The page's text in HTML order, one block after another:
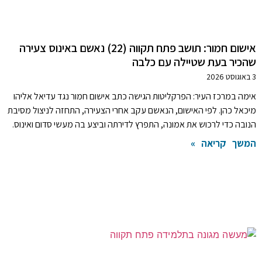
אישום חמור: תושב פתח תקווה (22) נאשם באינוס צעירה
שהכיר בעת שטיילה עם כלבה
3 באוגוסט 2026
אימה במרכז העיר: הפרקליטות הגישה כתב אישום חמור נגד עדיאל אליהו
מיכאל כהן. לפי האישום, הנאשם עקב אחרי הצעירה, התחזה לניצול מסיבת
הנובה כדי לרכוש את אמונה, התפרץ לדירתה וביצע בה מעשי סדום ואינוס.
המשך קריאה »